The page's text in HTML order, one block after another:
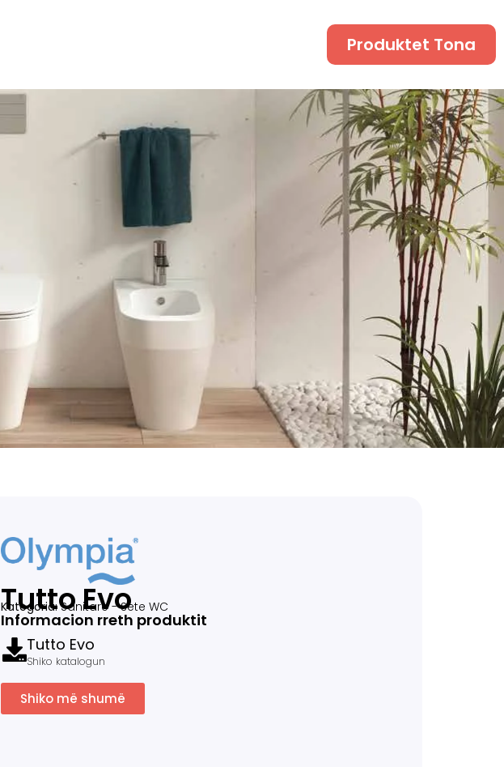
Produktet Tona
Tutto Evo
Kategoria:Sanitare-Sete WC
Informacion rreth produktit
Tutto Evo
Shiko katalogun
Shiko më shumë